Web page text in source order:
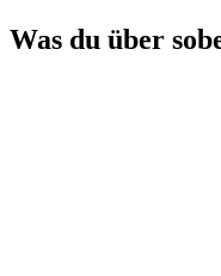
Was du über